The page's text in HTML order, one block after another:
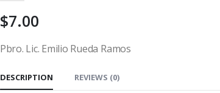
$7.00
Pbro. Lic. Emilio Rueda Ramos
DESCRIPTION REVIEWS (0)